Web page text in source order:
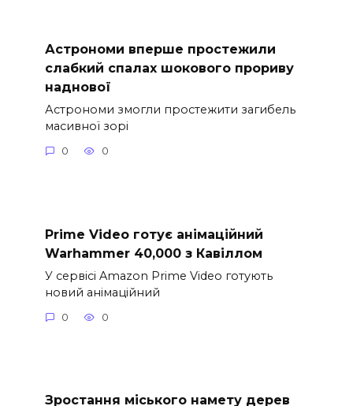
Астрономи вперше простежили
слабкий спалах шокового прориву
наднової
Астрономи змогли простежити загибель
масивної зорі
0 0
Prime Video готує анімаційний
Warhammer 40,000 з Кавіллом
У сервісі Amazon Prime Video готують
новий анімаційний
0 0
Зростання міського намету дерев